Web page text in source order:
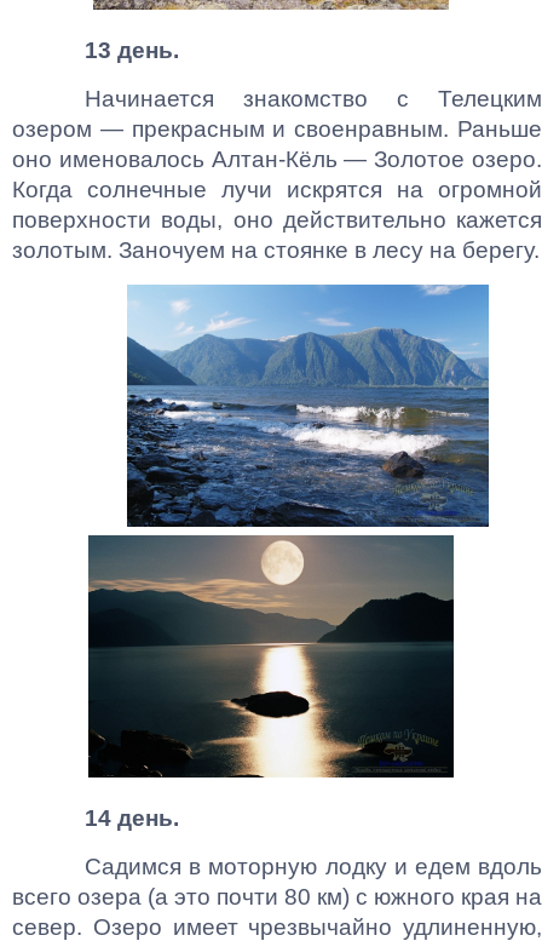
13 день.
Начинается знакомство с Телецким
озером — прекрасным и своенравным. Раньше
оно именовалось Алтан-Кёль — Золотое озеро.
Когда солнечные лучи искрятся на огромной
поверхности воды, оно действительно кажется
золотым. Заночуем на стоянке в лесу на берегу.
14 день.
Садимся в моторную лодку и едем вдоль
всего озера (а это почти 80 км) с южного края на
север. Озеро имеет чрезвычайно удлиненную,